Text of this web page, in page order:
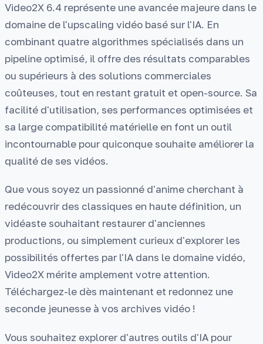
Video2X 6.4 représente une avancée majeure dans le
domaine de l'upscaling vidéo basé sur l'IA. En
combinant quatre algorithmes spécialisés dans un
pipeline optimisé, il offre des résultats comparables
ou supérieurs à des solutions commerciales
coûteuses, tout en restant gratuit et open-source. Sa
facilité d'utilisation, ses performances optimisées et
sa large compatibilité matérielle en font un outil
incontournable pour quiconque souhaite améliorer la
qualité de ses vidéos.
Que vous soyez un passionné d'anime cherchant à
redécouvrir des classiques en haute définition, un
vidéaste souhaitant restaurer d'anciennes
productions, ou simplement curieux d'explorer les
possibilités offertes par l'IA dans le domaine vidéo,
Video2X mérite amplement votre attention.
Téléchargez-le dès maintenant et redonnez une
seconde jeunesse à vos archives vidéo !
Vous souhaitez explorer d'autres outils d'IA pour